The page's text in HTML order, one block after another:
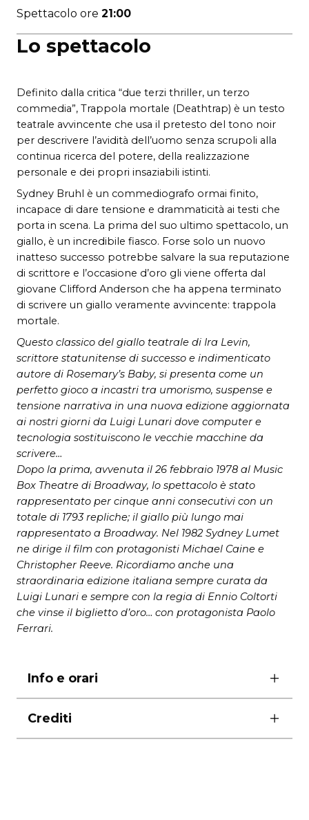
Lo spettacolo
Definito dalla critica “due terzi thriller, un terzo
commedia”, Trappola mortale (Deathtrap) è un testo
teatrale avvincente che usa il pretesto del tono noir
per descrivere l’avidità dell’uomo senza scrupoli alla
continua ricerca del potere, della realizzazione
personale e dei propri insaziabili istinti.
Sydney Bruhl è un commediografo ormai finito,
incapace di dare tensione e drammaticità ai testi che
porta in scena. La prima del suo ultimo spettacolo, un
giallo, è un incredibile fiasco. Forse solo un nuovo
inatteso successo potrebbe salvare la sua reputazione
di scrittore e l’occasione d’oro gli viene offerta dal
giovane Clifford Anderson che ha appena terminato
di scrivere un giallo veramente avvincente: trappola
mortale.
Questo classico del giallo teatrale di Ira Levin,
scrittore statunitense di successo e indimenticato
autore di Rosemary’s Baby, si presenta come un
perfetto gioco a incastri tra umorismo, suspense e
tensione narrativa in una nuova edizione aggiornata
ai nostri giorni da Luigi Lunari dove computer e
tecnologia sostituiscono le vecchie macchine da
scrivere…
Dopo la prima, avvenuta il 26 febbraio 1978 al Music
Box Theatre di Broadway, lo spettacolo è stato
rappresentato per cinque anni consecutivi con un
totale di 1793 repliche; il giallo più lungo mai
rappresentato a Broadway. Nel 1982 Sydney Lumet
ne dirige il film con protagonisti Michael Caine e
Christopher Reeve. Ricordiamo anche una
straordinaria edizione italiana sempre curata da
Luigi Lunari e sempre con la regia di Ennio Coltorti
che vinse il biglietto d’oro… con protagonista Paolo
Ferrari.
Info e orari
11 e 12 gennaio ore 21,00
13 gennaio ore 17,30
Crediti
Spettacolo ore 21:00